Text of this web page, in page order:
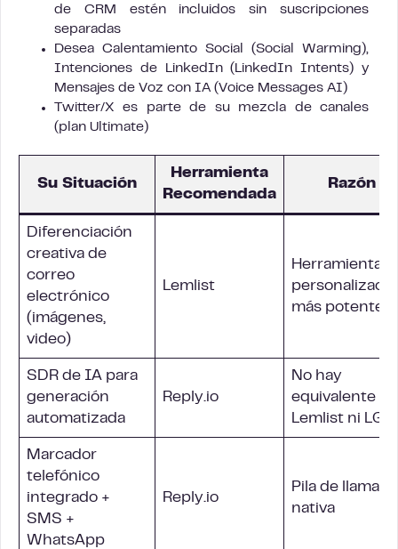
de CRM estén incluidos sin suscripciones
separadas
Desea Calentamiento Social (Social Warming),
Intenciones de LinkedIn (LinkedIn Intents) y
Mensajes de Voz con IA (Voice Messages AI)
Twitter/X es parte de su mezcla de canales
(plan Ultimate)
Su Situación
Herramienta
Recomendada
Razón
Diferenciación
creativa de
correo
electrónico
(imágenes,
video)
Lemlist
Herramientas
más potentes
SDR de IA para
generación
automatizada
Reply.io
No hay
equivalente en
Lemlist ni LGM
Marcador
telefónico
integrado +
SMS +
WhatsApp
Reply.io
Pila de
nativa